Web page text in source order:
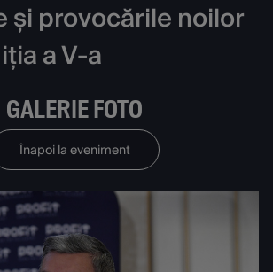
și provocările noilor
a V-a
GALERIE FOTO
Înapoi la eveniment